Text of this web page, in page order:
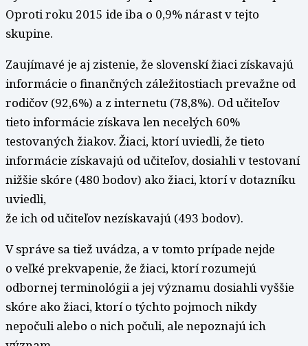
Oproti roku 2015 ide iba o 0,9% nárast v tejto
skupine.
Zaujímavé je aj zistenie, že slovenskí žiaci získavajú
informácie o finančných záležitostiach prevažne od
rodičov (92,6%) a z internetu (78,8%). Od učiteľov
tieto informácie získava len necelých 60%
testovaných žiakov. Žiaci, ktorí uviedli, že tieto
informácie získavajú od učiteľov, dosiahli v testovaní
nižšie skóre (480 bodov) ako žiaci, ktorí v dotazníku
uviedli,
že ich od učiteľov nezískavajú (493 bodov).
V správe sa tiež uvádza, a v tomto prípade nejde
o veľké prekvapenie, že žiaci, ktorí rozumejú
odbornej terminológii a jej významu dosiahli vyššie
skóre ako žiaci, ktorí o týchto pojmoch nikdy
nepočuli alebo o nich počuli, ale nepoznajú ich